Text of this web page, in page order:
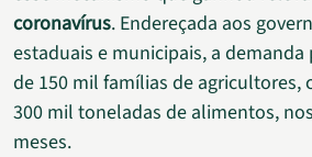
coronavírus. Endereçada aos
estaduais e municipais, a
de 150 mil famílias de agricultores,
300 mil toneladas de alimentos,
meses.